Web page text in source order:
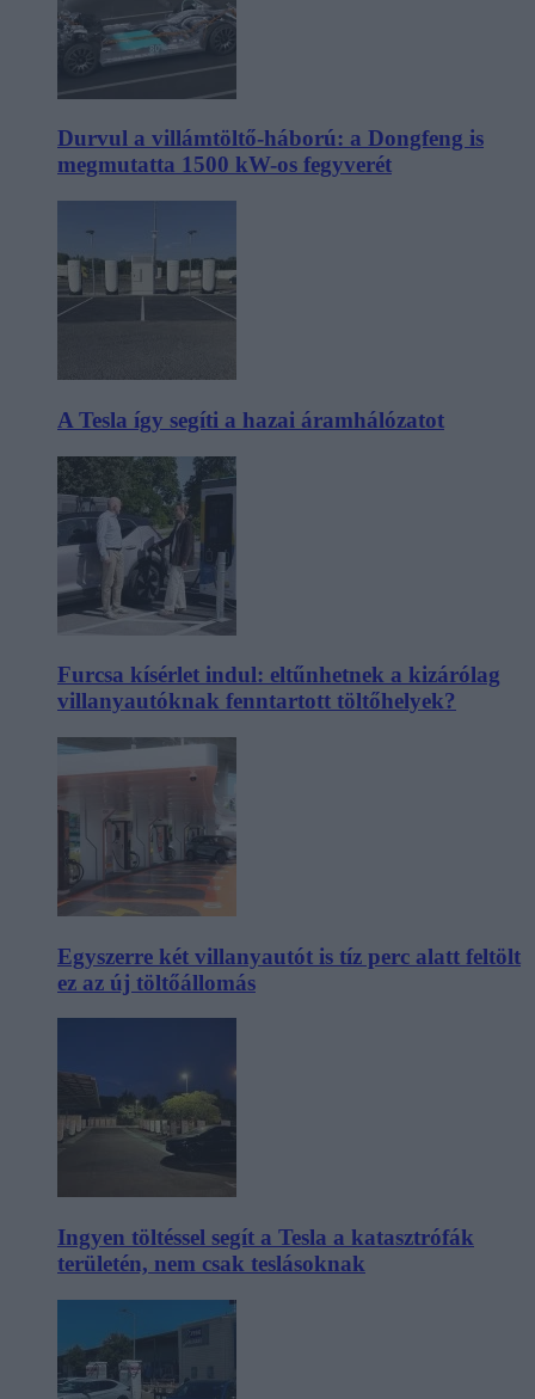
Durvul a villámtöltő-háború: a Dongfeng is
megmutatta 1500 kW-os fegyverét
A Tesla így segíti a hazai áramhálózatot
Furcsa kísérlet indul: eltűnhetnek a kizárólag
villanyautóknak fenntartott töltőhelyek?
Egyszerre két villanyautót is tíz perc alatt feltölt
ez az új töltőállomás
Ingyen töltéssel segít a Tesla a katasztrófák
területén, nem csak teslásoknak